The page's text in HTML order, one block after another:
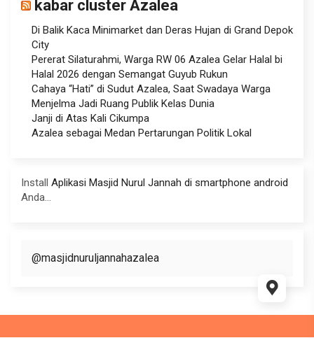
kabar cluster Azalea
Di Balik Kaca Minimarket dan Deras Hujan di Grand Depok
City
Pererat Silaturahmi, Warga RW 06 Azalea Gelar Halal bi
Halal 2026 dengan Semangat Guyub Rukun
Cahaya “Hati” di Sudut Azalea, Saat Swadaya Warga
Menjelma Jadi Ruang Publik Kelas Dunia
Janji di Atas Kali Cikumpa
Azalea sebagai Medan Pertarungan Politik Lokal
Install Aplikasi Masjid Nurul Jannah di smartphone android
Anda...
@masjidnuruljannahazalea